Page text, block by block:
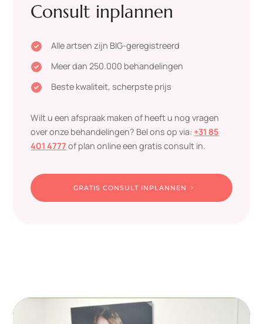
Consult inplannen
 Alle artsen zijn BIG-geregistreerd
 Meer dan 250.000 behandelingen
 Beste kwaliteit, scherpste prijs
Wilt u een afspraak maken of heeft u nog vragen
over onze behandelingen? Bel ons op via: +31 85
401 4777 of plan online een gratis consult in.
GRATIS CONSULT INPLANNEN